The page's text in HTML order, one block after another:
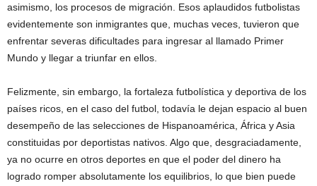
asimismo, los procesos de migración. Esos aplaudidos futbolistas
evidentemente son inmigrantes que, muchas veces, tuvieron que
enfrentar severas dificultades para ingresar al llamado Primer
Mundo y llegar a triunfar en ellos.
Felizmente, sin embargo, la fortaleza futbolística y deportiva de los
países ricos, en el caso del futbol, todavía le dejan espacio al buen
desempeño de las selecciones de Hispanoamérica, África y Asia
constituidas por deportistas nativos. Algo que, desgraciadamente,
ya no ocurre en otros deportes en que el poder del dinero ha
logrado romper absolutamente los equilibrios, lo que bien puede